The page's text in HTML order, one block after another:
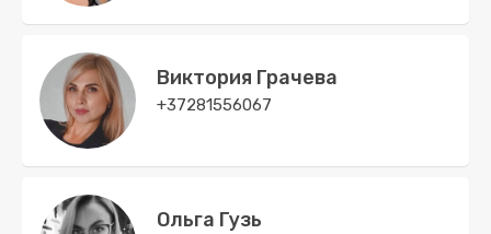
Виктория Грачева
+37281556067
Ольга Гузь